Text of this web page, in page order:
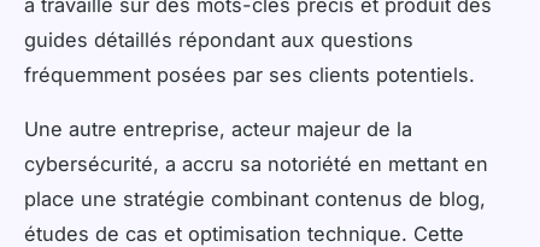
guides détaillés répondant aux questions
fréquemment posées par ses clients potentiels.
Une autre entreprise, acteur majeur de la
cybersécurité, a accru sa notoriété en mettant en
place une stratégie combinant contenus de blog,
études de cas et optimisation technique. Cette